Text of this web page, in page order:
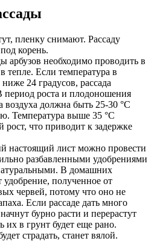
пленку снимают. Рассаду
корень.
арбузов необходимо проводить в
тепле. Если температура в
24 градусов, рассада
период роста и плодоношения
воздуха должна быть 25-30 °C
Температура выше 35 °C
рост, что приводит к задержке
настоящий лист можно провести
разбавленными удобрениями
В домашних
удобрение, полученное от
червей, потому что оно не
Если рассаде дать много
бурно расти и перерастут
их в грунт будет еще рано.
страдать, станет вялой.